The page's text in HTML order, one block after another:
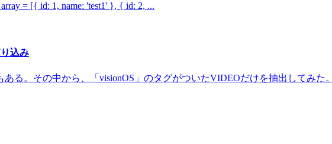
= [{ id: 1, name: 'test1' }, { id: 2, ...
込み
る。その中から、「visionOS」のタグがついたVIDEOだけを抽出してみた